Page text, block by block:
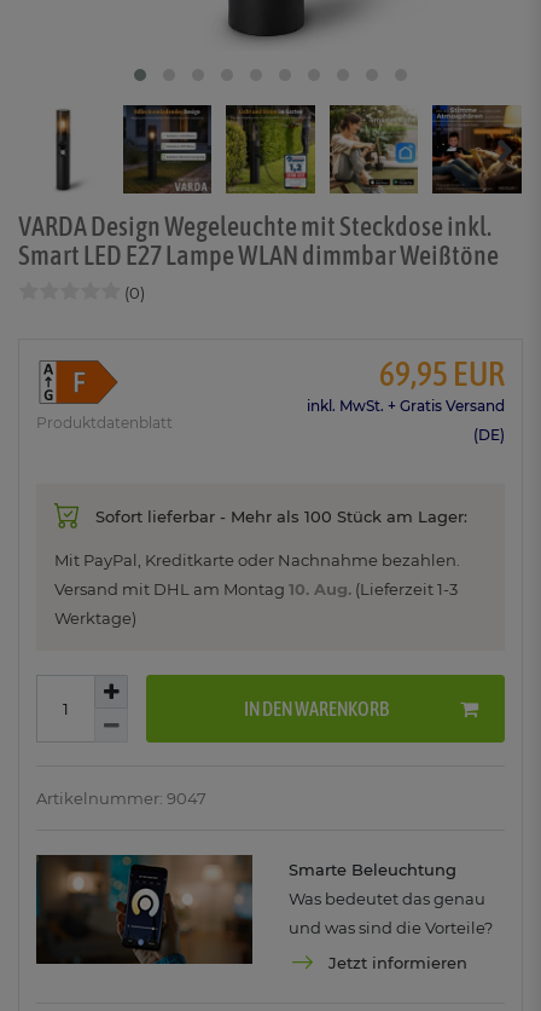
VARDA Design Wegeleuchte mit Steckdose inkl.
Smart LED E27 Lampe WLAN dimmbar Weißtöne
(0)
Produktdatenblatt
69,95 EUR
inkl. MwSt. + Gratis Versand
(DE)
Sofort lieferbar - Mehr als 100 Stück am Lager:
Mit PayPal, Kreditkarte oder Nachnahme bezahlen.
Versand mit DHL am Montag 10. Aug. (Lieferzeit 1-3
Werktage)
IN DEN WARENKORB
Artikelnummer: 9047
Smarte Beleuchtung
Was bedeutet das genau
und was sind die Vorteile?
Jetzt informieren